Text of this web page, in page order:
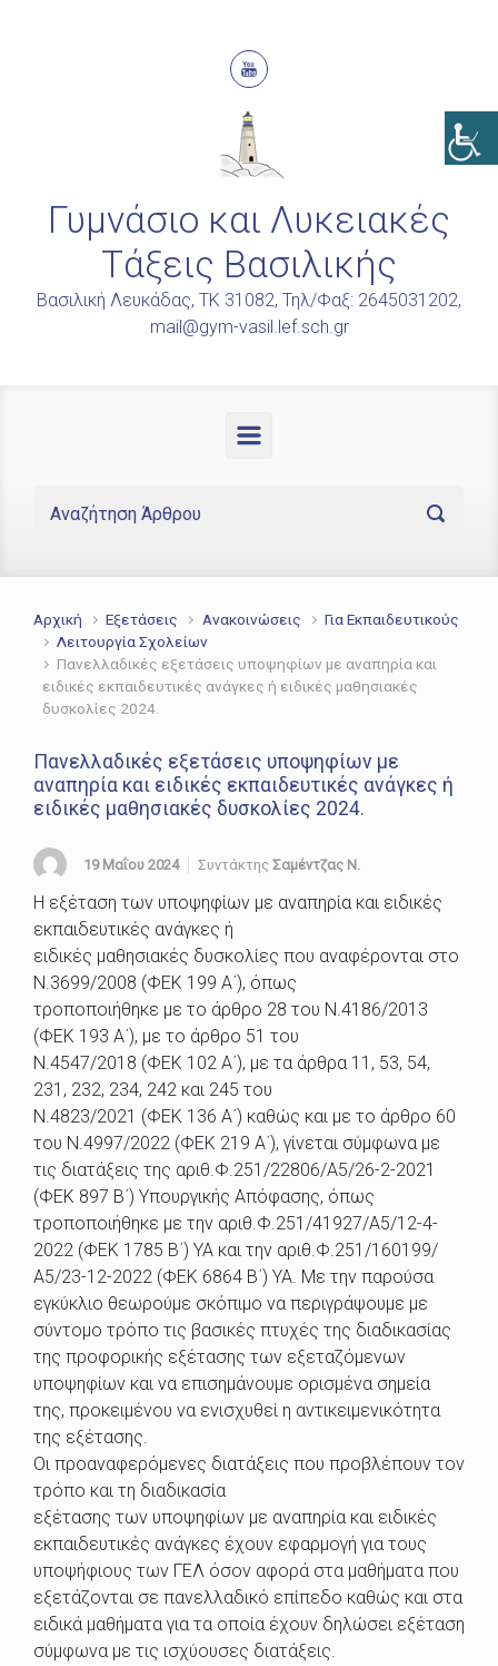
Γυμνάσιο και Λυκειακές
Τάξεις Βασιλικής
Βασιλική Λευκάδας, ΤΚ 31082, Τηλ/Φαξ: 2645031202,
mail@gym-vasil.lef.sch.gr
Αρχική Εξετάσεις Ανακοινώσεις
Για Εκπαιδευτικούς
Λειτουργία Σχολείων
Πανελλαδικές εξετάσεις υποψηφίων με αναπηρία και
ειδικές εκπαιδευτικές ανάγκες ή ειδικές μαθησιακές
δυσκολίες 2024.
Πανελλαδικές εξετάσεις υποψηφίων με
αναπηρία και ειδικές εκπαιδευτικές ανάγκες ή
ειδικές μαθησιακές δυσκολίες 2024.
19 Μαΐου 2024 Συντάκτης Σαμέντζας Ν.
Η εξέταση των υποψηφίων με αναπηρία και ειδικές
εκπαιδευτικές ανάγκες ή
ειδικές μαθησιακές δυσκολίες που αναφέρονται στο
Ν.3699/2008 (ΦΕΚ 199 Α΄), όπως
τροποποιήθηκε με το άρθρο 28 του Ν.4186/2013
(ΦΕΚ 193 Α΄), με το άρθρο 51 του
Ν.4547/2018 (ΦΕΚ 102 Α΄), με τα άρθρα 11, 53, 54,
231, 232, 234, 242 και 245 του
Ν.4823/2021 (ΦΕΚ 136 Α΄) καθώς και με το άρθρο 60
του Ν.4997/2022 (ΦΕΚ 219 Α΄), γίνεται σύμφωνα με
τις διατάξεις της αριθ.Φ.251/22806/Α5/26-2-2021
(ΦΕΚ 897 Β΄) Υπουργικής Απόφασης, όπως
τροποποιήθηκε με την αριθ.Φ.251/41927/Α5/12-4-
2022 (ΦΕΚ 1785 Β΄) ΥΑ και την αριθ.Φ.251/160199/
Α5/23-12-2022 (ΦΕΚ 6864 Β΄) ΥΑ. Με την παρούσα
εγκύκλιο θεωρούμε σκόπιμο να περιγράψουμε με
σύντομο τρόπο τις βασικές πτυχές της διαδικασίας
της προφορικής εξέτασης των εξεταζόμενων
υποψηφίων και να επισημάνουμε ορισμένα σημεία
της, προκειμένου να ενισχυθεί η αντικειμενικότητα
της εξέτασης.
Οι προαναφερόμενες διατάξεις που προβλέπουν τον
τρόπο και τη διαδικασία
εξέτασης των υποψηφίων με αναπηρία και ειδικές
εκπαιδευτικές ανάγκες έχουν εφαρμογή για τους
υποψήφιους των ΓΕΛ όσον αφορά στα μαθήματα που
εξετάζονται σε πανελλαδικό επίπεδο καθώς και στα
ειδικά μαθήματα για τα οποία έχουν δηλώσει εξέταση
σύμφωνα με τις ισχύουσες διατάξεις.